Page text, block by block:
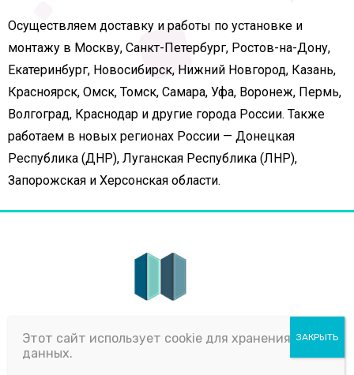
Осуществляем доставку и работы по установке и
монтажу в Москву, Санкт-Петербург, Ростов-на-Дону,
Екатеринбург, Новосибирск, Нижний Новгород, Казань,
Красноярск, Омск, Томск, Самара, Уфа, Воронеж, Пермь,
Волгоград, Краснодар и другие города России. Также
работаем в новых регионах России — Донецкая
Республика (ДНР), Луганская Республика (ЛНР),
Запорожская и Херсонская области.
Sliding Partititon – это динамично развивающаяся
компания, которая занимается поставкой и
Этот сайт использует cookie для хранения
данных.